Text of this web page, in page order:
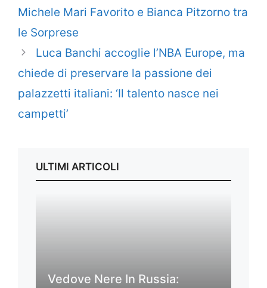
Michele Mari Favorito e Bianca Pitzorno tra
le Sorprese
Luca Banchi accoglie l’NBA Europe, ma
chiede di preservare la passione dei
palazzetti italiani: ‘Il talento nasce nei
campetti’
ULTIMI ARTICOLI
Vedove Nere In Russia: